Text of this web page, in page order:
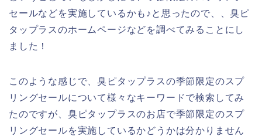
セールなどを実施しているかも♪と思ったので、、臭ピ
タップラスのホームページなどを調べてみることにし
ました！
このような感じで、臭ピタップラスの季節限定のスプ
リングセールについて様々なキーワードで検索してみ
たのですが、臭ピタップラスのお店で季節限定のスプ
リングセールを実施しているかどうかは分かりません